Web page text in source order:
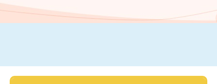
文